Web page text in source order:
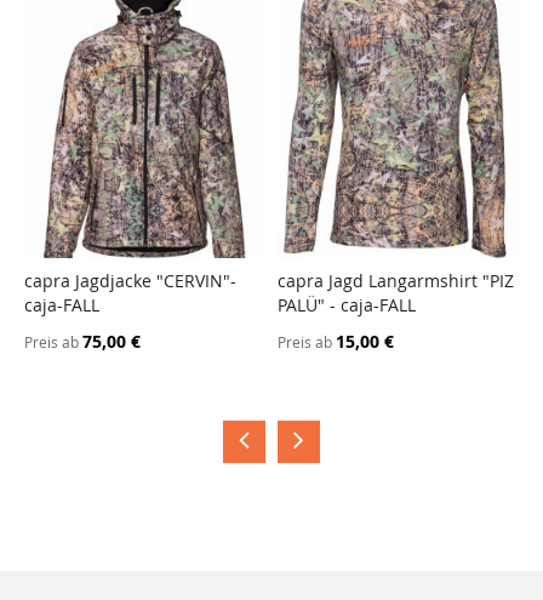
capra Jagdjacke "CERVIN"-
caja-FALL
Preis ab75,00 €
capra Jagd Langarmshirt "PIZ
PALÜ" - caja-FALL
Preis ab 15,00 €